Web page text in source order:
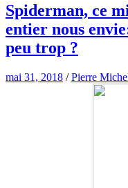
Spiderman, ce
entier nous
peu trop ?
mai 31, 2018 /Pierre